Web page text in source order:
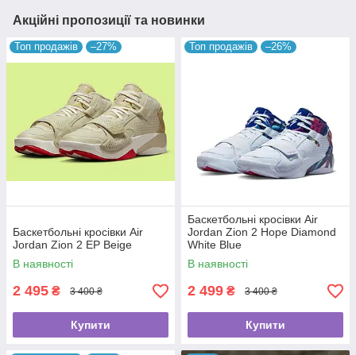
Акційні пропозиції та новинки
Топ продажів –27%
Баскетбольні кросівки Air
Jordan Zion 2 EP Beige
В наявності
2 495 ₴ 3 400 ₴
Купити
Топ продажів –26%
Баскетбольні кросівки Air
Jordan Zion 2 Hope Diamond
White Blue
В наявності
2 499 ₴ 3 400 ₴
Купити